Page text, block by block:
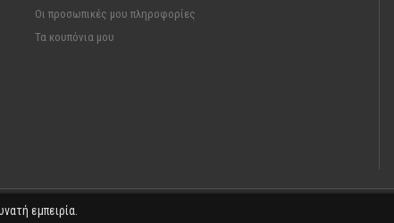
Οι προσωπικές μου πληροφορίες
Τα κουπόνια μου
εμπειρία.